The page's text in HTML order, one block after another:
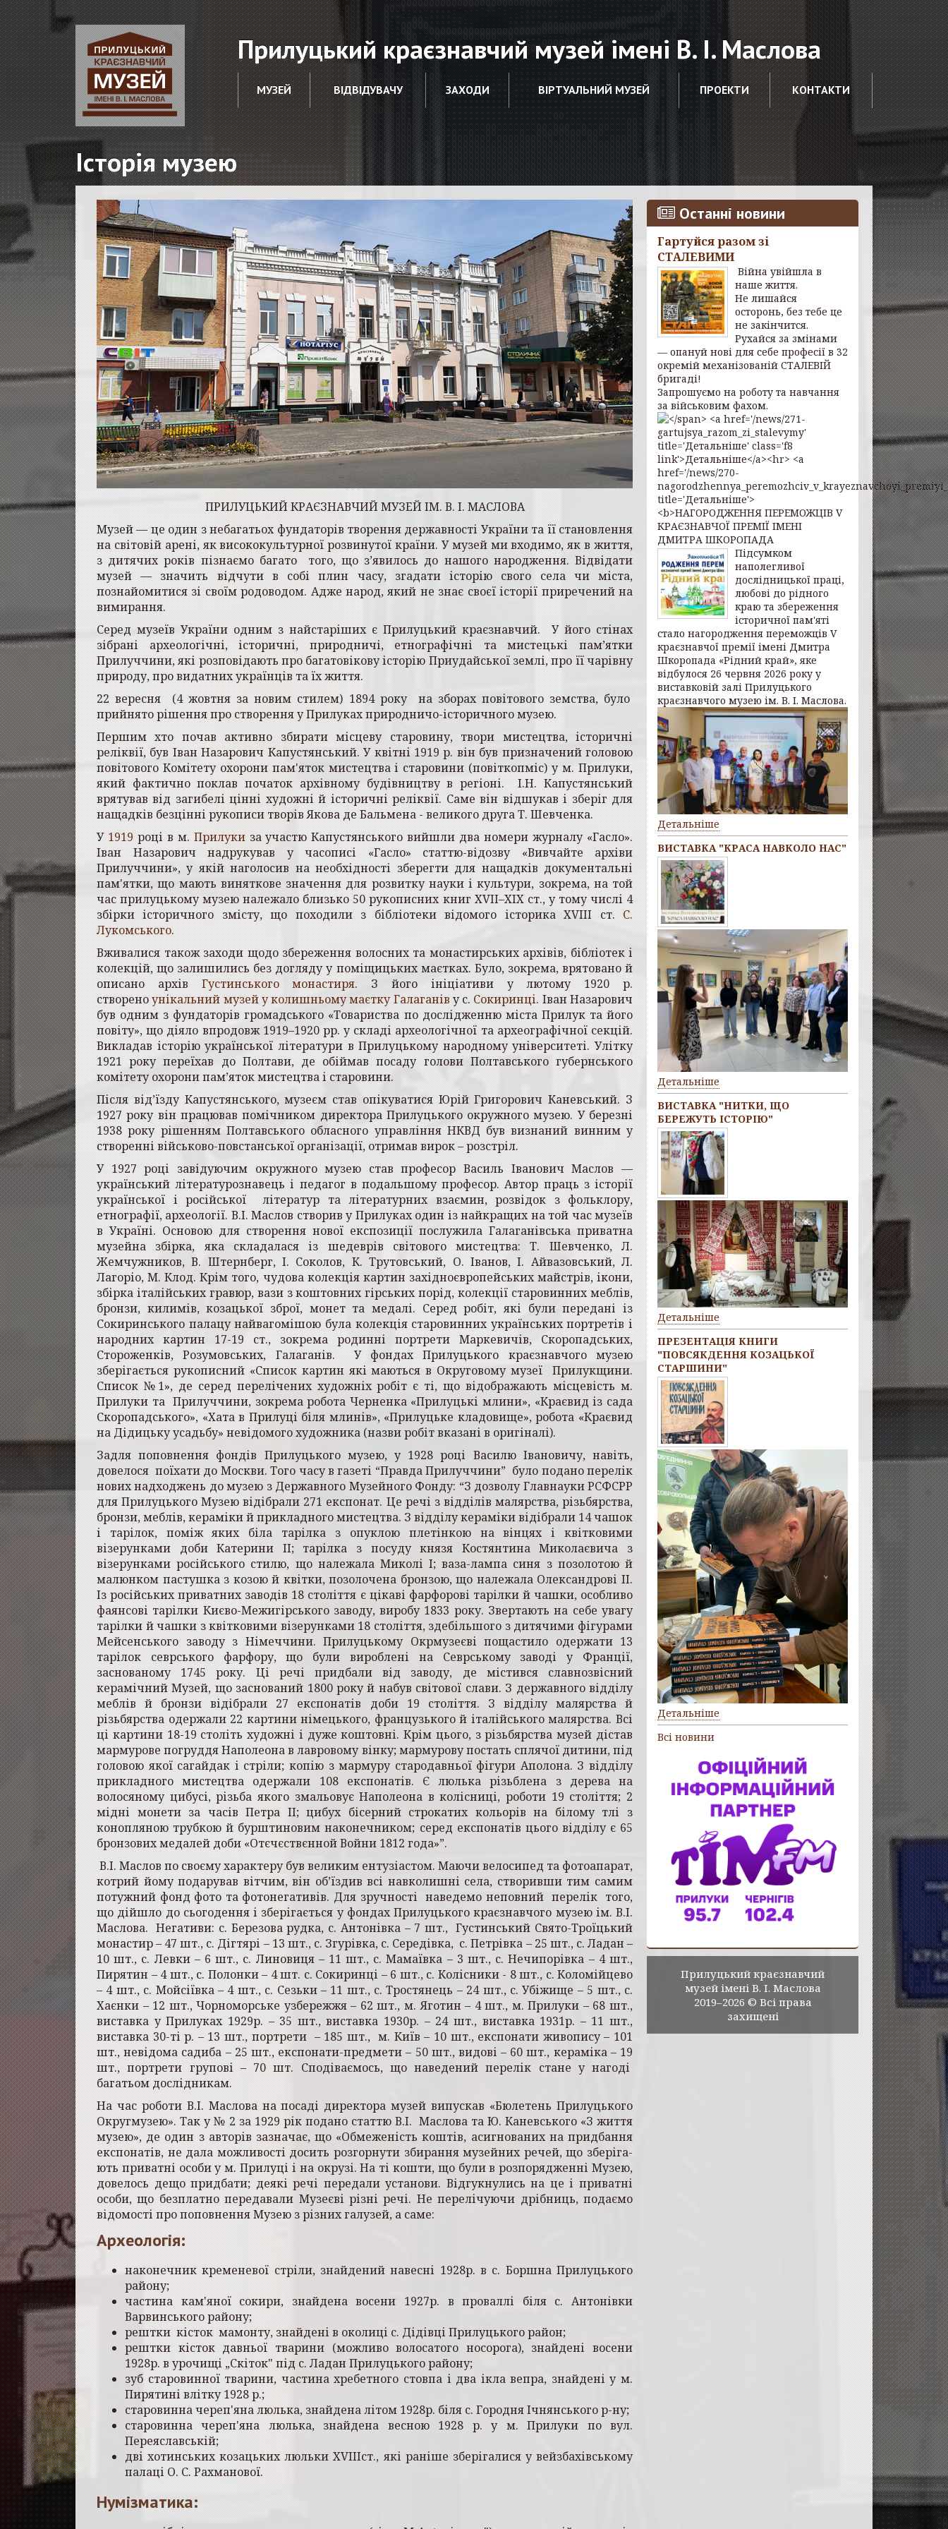
Прилуцький краєзнавчий музей імені В. І. Маслова
МУЗЕЙ ВІДВІДУВАЧУ ЗАХОДИ ВІРТУАЛЬНИЙ МУЗЕЙ ПРОЕКТИ КОНТАКТИ
Історія музею
ПРИЛУЦЬКИЙ КРАЄЗНАВЧИЙ МУЗЕЙ ІМ. В. І. МАСЛОВА
Музей — це один з небагатьох фундаторів творення державності України та її становлення
на світовій арені, як висококультурної розвинутої країни. У музей ми входимо, як в життя,
з дитячих років пізнаємо багато того, що з’явилось до нашого народження. Відвідати
музей—значить відчути в собі плин часу, згадати історію свого села чи міста,
познайомитися зі своїм родоводом. Адже народ, який не знає своєї історії приречений на
вимирання.
Серед музеїв України одним з найстаріших є Прилуцький краєзнавчий. У його стінах
зібрані археологічні, історичні, природничі, етнографічні та мистецькі пам’ятки
Прилуччини, які розповідають про багатовікову історію Приудайської землі, про її чарівну
природу, про видатних українців та їх життя.
22 вересня (4 жовтня за новим сти­лем) 1894 року на зборах повітового земства, було
прийнято рішення про створення у Прилуках природничо-історичного музею.
Першим хто почав активно зби­рати місцеву старовину, твори ми­стецтва, історичні
реліквії, був Іван Назарович Капустянський. У квітні 1919 р. він був призначений головою
повітового Комітету охорони пам'яток мистецтва і старовини (повіткопміс) у м. Прилуки,
який фактично поклав початок архівному будівництву в регіоні. І.Н. Капустянський
врятував від загибелі цінні ху­дожні й історичні реліквії. Саме він відшукав і зберіг для
нащадків безцінні рукописи творів Якова де Бальмена - великого друга Т. Шевченка.
У1919році в м.Прилукиза участю Капустянського вийшли два номери журналу «Гасло».
Іван Назарович надрукував у часописі «Гасло» статтю-відозву «Вивчайте архіви
Прилуччини», у якій наголосив на необхідності зберегти для нащадків документальні
пам'ятки, що мають виняткове значення для розвитку науки і культури, зокрема, на той
час прилуцькому музею належало близько 50 рукописних книг XVII–XIX ст., у тому числі 4
збірки історичного змісту, що походили з бібліотеки відомого історика XVIII ст.С.
Лукомського.
Вживалися також заходи щодо збереження волосних та монастирських архівів, бібліотек і
колекцій, що залишились без догляду у поміщицьких маєтках. Було, зокрема, врятовано й
описано архівГустинського монастиря. З його ініціативи у лютому 1920 р.
створеноунікальний музей у колишньому маєткуГалаганіву с.Сокиринці. Іван Назарович
був одним з фундаторів громадського «Товариства по дослідженню міста Прилук та його
повіту», що діяло впродовж 1919–1920 рр. у складі археологічної та археографічної секцій.
Викладав історію української літератури в Прилуцькому народному університеті. Улітку
1921 року переїхав до Полтави, де обіймав посаду голови Полтавського губернського
комітету охорони пам’яток мистецтва і старовини.
Після від’їзду Капустянського, музеєм став опікуватися Юрій Григорович Каневський. З
1927 року він працював помічником директора Прилуцького окружного музею. У березні
1938 року рішенням Полтавського обласного управління НКВД був визнаний винним у
створенні військово-повстанської організації, отримав вирок – розстріл.
У 1927 році завідуючим окруж­ного музею став професо­р Василь Іванович Маслов—
український літературознавець і педагог в подальшому професор. Автор праць з історії
української і російської літератур та літературних взаємин, розвідок з фольклору,
етнографії, археології. В.І. Маслов створив у При­луках один із найкращих на той час музеїв
в Україні. Основою для створення нової експозиції послужила Галаганівська приватна
музейна збірка, яка складалася із шедеврів світового мистецтва: Т. Шевченко, Л.
Жемчужников, В. Штернберг, І. Соколов, К. Трутовський, О. Іванов, І. Айвазовський, Л.
Лагоріо, М. Клод. Крім того, чудова колекція кар­тин західноєвропейських майстрів, ікони,
збірка італійських гравюр, вази з коштовних гірських порід, колекції старовинних меблів,
бронзи, килимів, козацької зброї, монет та медалі. Серед робіт, які були передані із
Сокиринського палацу найвагомішою була колекція старо­винних українських портретів і
на­родних картин 17-19 ст., зокрема родинні портрети Маркевичів, Скоропадських,
Стороженків, Розумовських, Галаганів. У фондах Прилуцького краєзнавчого музею
зберігається рукописний «Список картин які маються в Округовому музеї Прилукщини.
Список №1», де серед перелічених художніх робіт є ті, що відображають місцевість м.
Прилуки та Прилуччини, зокрема робота Черненка «Прилуцькі млини», «Краєвид із сада
Скоропадського», «Хата в Прилуці біля млинів», «Прилуцьке кладовище», робота «Краєвид
на Дідицьку усадьбу» невідомого художника (назви робіт вказані в оригіналі).
Задля поповнення фондів Прилуцького музею, у 1928 році Василю Івановичу, навіть,
довелося поїхати до Москви. Того часу в газеті “Правда Прилуччини” було подано перелік
нових надходжень до музею з Державного Музейного Фонду: “З дозволу Главнауки РСФСРР
для Прилуцького Музею відібрали 271 експонат. Це речі з відділів малярства, різьбярства,
бронзи, меблів, кераміки й прикладного мистецтва. З відділу кераміки відібрали 14 чашок
і тарілок, поміж яких біла тарілка з опуклою плетінкою на вінцях і квітковими
візерунками доби Катерини ІІ; тарілка з посуду князя Костянтина Миколаєвича з
візерунками російського стилю, що належала Миколі І; ваза-лампа синя з позолотою й
малюнком пастушка з козою й квітки, позолочена бронзою, що належала Олександрові ІІ.
Із російських приватних заводів 18 століття є цікаві фарфорові тарілки й чашки, особливо
фаянсові тарілки Києво-Межигірського заводу, виробу 1833 року. Звертають на себе увагу
тарілки й чашки з квітковими візерунками 18 століття, здебільшого з дитячими фігурами
Мейсенського заводу з Німеччини. Прилуцькому Окрмузеєві пощастило одержати 13
тарілок севрського фарфору, що були вироблені на Севрському заводі у Франції,
заснованому 1745 року. Ці речі придбали від заводу, де містився славнозвісний
керамічний Музей, що заснований 1800 року й набув світової слави. З державного відділу
меблів й бронзи відібрали 27 експонатів доби 19 століття. З відділу малярства й
різьбярства одержали 22 картини німецького, французького й італійського малярства. Всі
ці картини 18-19 століть художні і дуже коштовні. Крім цього, з різьбярства музей дістав
мармурове погруддя Наполеона в лавровому вінку; мармурову постать сплячої дитини, під
головою якої сагайдак і стріли; копію з мармуру стародавньої фігури Аполона. З відділу
прикладного мистецтва одержали 108 експонатів. Є люлька різьблена з дерева на
волосяному цибусі, різьба якого змальовує Наполеона в колісниці, роботи 19 століття; 2
мідні монети за часів Петра ІІ; цибух бісерний строкатих кольорів на білому тлі з
конопляною трубкою й бурштиновим наконечником; серед експонатів цього відділу є 65
бронзових медалей доби «Отєчєствєнной Войни 1812 года»”.
В.І. Маслов по своєму характеру був великим ентузіастом. Маючи велосипед та фотоапарат,
котрий йому подарував вітчим, він об’їздив всі навколишні села, створивши тим самим
потужний фонд фото та фотонегативів. Для зручності наведемо неповний перелік того,
що дійшло до сьогодення і зберігається у фондах Прилуцького краєзнавчого музею ім. В.І.
Маслова. Негативи: с. Березова рудка, с. Антонівка – 7 шт., Густинський Свято-Троїцький
монастир – 47 шт., с. Дігтярі – 13 шт., с. Згурівка, с. Середівка, с. Петрівка – 25 шт., с. Ладан –
10 шт., с. Левки – 6 шт., с. Линовиця – 11 шт., с. Мамаївка – 3 шт., с. Нечипорівка – 4 шт.,
Пирятин – 4 шт., с. Полонки – 4 шт. с. Сокиринці – 6 шт., с. Колісники - 8 шт., с. Коломійцево
– 4 шт., с. Мойсіївка – 4 шт., с. Сезьки – 11 шт., с. Тростянець – 24 шт., с. Убіжище – 5 шт., с.
Хаєнки – 12 шт., Чорноморське узбережжя – 62 шт., м. Яготин – 4 шт., м. Прилуки – 68 шт.,
виставка у Прилуках 1929р. – 35 шт., виставка 1930р. – 24 шт., виставка 1931р. – 11 шт.,
виставка 30-ті р. – 13 шт., портрети – 185 шт., м. Київ – 10 шт., експонати живопису – 101
шт., невідома садиба – 25 шт., експонати-предмети – 50 шт., видові – 60 шт., кераміка – 19
шт., портрети групові – 70 шт. Сподіваємось, що наведений перелік стане у нагоді
багатьом дослідникам.
На час роботи В.І. Маслова на посаді директора музей випускав «Бюлетень Прилуцького
Округмузею». Так у № 2 за 1929 рік подано статтю В.І. Маслова та Ю. Каневського «З життя
музею», де один з авторів зазначає, що «Обмеженість коштів, асигнованих на придбання
експонатів, не дала можливості досить розгорнути збирання музейних речей, що зберіга­
ють приватні особи у м. Прилуці і на окрузі. На ті кошти, що були в розпорядженні Музею,
довелось дещо придбати; деякі речі передали установи. Відгукнулись на це і приватні
особи, що безплатно пере­давали Музеєві різні речі. Не перелічуючи дрібниць, подаємо
відомості про поповнення Музею з різних галузей, а саме:
Археологія:
наконечник кременевої стріли, знайдений навесні 1928р. в с. Боршна Прилуцького
району;
частина кам'яної сокири, знайдена восени 1927р. в проваллі біля с. Антонівки
Варвинського району;
рештки кісток мамонту, знайдені в око­лиці с. Дідівці Прилуцького район;
рештки кісток давньої тварини (можливо волосатого носо­рога), знайдені восени
1928р. в уро­чищі „Скіток" під с. Ладан Прилуцького району;
зуб старовинної тварини, частина хребетного стовпа і два ікла вепра, знайдені у м.
Пирятині влітку 1928 р.;
старовинна череп'яна люлька, знайдена літом 1928р. біля с. Городня Ічнянського р-ну;
старовинна череп'яна люлька, знайдена весною 1928 р. у м. Прилуки по вул.
Переяславській;
дві хотинських козацьких люльки XVIIIст., які ра­ніше зберігалися у вейзбахівському
палаці О. С. Рахманової.
Нумізматика:
Останні новини
Гартуйся разом зі
СТАЛЕВИМИ
Війна увійшла в
наше життя.
Не лишайся
осторонь, без тебе це
не закінчится.
Рухайся за змінами
— опануй нові для себе професії в 32
окремій механізованій СТАЛЕВІЙ
бригаді!
Запрошуємо на роботу та навчання
за військовим фахом.
Підсумком
наполегливої
дослідницької праці,
любові до рідного
краю та збереження
історичної пам'яті
стало нагородження переможців V
краєзнавчої премії імені Дмитра
Шкоропада «Рідний край», яке
відбулося 26 червня 2026 року у
виставковій залі Прилуцького
краєзнавчого музею ім. В. І. Маслова.
Детальніше
ВИСТАВКА "КРАСА НАВКОЛО НАС"
Детальніше
ВИСТАВКА "НИТКИ, ЩО
БЕРЕЖУТЬ ІСТОРІЮ"
Детальніше
ПРЕЗЕНТАЦІЯ КНИГИ
"ПОВСЯКДЕННЯ КОЗАЦЬКОЇ
СТАРШИНИ"
Детальніше
Всі новини
Прилуцький краєзнавчий
музей імені В. І. Маслова
2019–2026 © Всі права
захищені